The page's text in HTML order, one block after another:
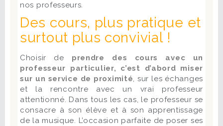
nos professeurs.
Des cours, plus pratique et
surtout plus convivial !
Choisir de prendre des cours avec un
professeur particulier, c’est d’abord miser
sur un service de proximité, sur les échanges
et la rencontre avec un vrai professeur
attentionné. Dans tous les cas, le professeur se
consacre à son élève et à son apprentissage
de la musique. L’occasion parfaite de poser ses